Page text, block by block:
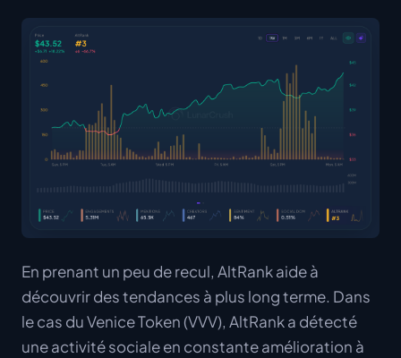
En prenant un peu de recul, AltRank aide à
découvrir des tendances à plus long terme. Dans
le cas du Venice Token (VVV), AltRank a détecté
une activité sociale en constante amélioration à